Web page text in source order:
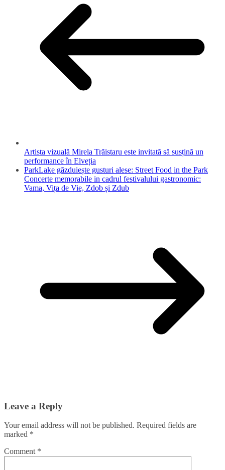
Artista vizuală Mirela Trăistaru este invitată să susțină un
performance în Elveția
ParkLake găzduiește gusturi alese: Street Food in the Park
Concerte memorabile in cadrul festivalului gastronomic:
Vama, Vița de Vie, Zdob și Zdub
Leave a Reply
Your email address will not be published. Required fields are
marked *
Comment *